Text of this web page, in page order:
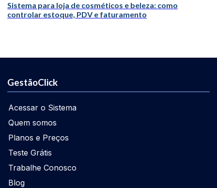
Sistema para loja de cosméticos e beleza: como
controlar estoque, PDV e faturamento
GestãoClick
Acessar o Sistema
Quem somos
Planos e Preços
Teste Grátis
Trabalhe Conosco
Blog